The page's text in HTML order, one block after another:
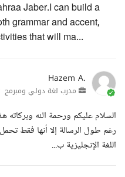
Jaber.I can build a
grammar and accent,
that will ma...
Hazem A.
مدرب لغة دولي ومبرمج
السلام عليكم ورحمة الله وبركاته
رغم طول الرسالة إلا أنها فقط
اللغة الإنجليزية ب...